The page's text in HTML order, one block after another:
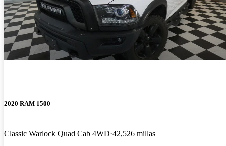
2020 RAM 1500
Classic Warlock Quad Cab 4WD 42,526 millas